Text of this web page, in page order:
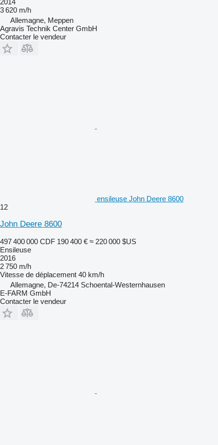
3 620 m/h
Allemagne, Meppen
Agravis Technik Center GmbH
Contacter le vendeur
ensileuse John Deere 8600
12
John Deere 8600
497 400 000 CDF 190 400 € ≈ 220 000 $US
Ensileuse
2016
2 750 m/h
Vitesse de déplacement 40 km/h
Allemagne, De-74214 Schoental-Westernhausen
E-FARM GmbH
Contacter le vendeur